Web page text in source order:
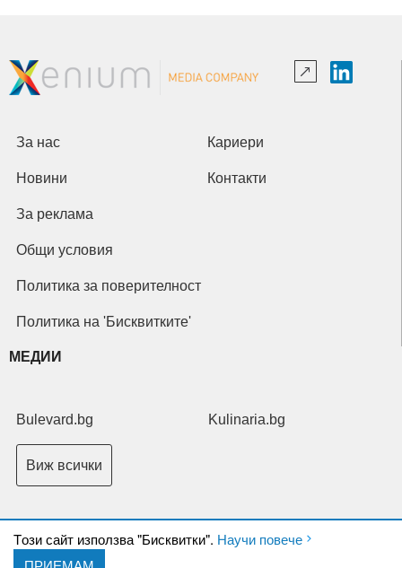
Tози сайт използва "Бисквитки". Научи повече
За нас Кариери
Новини Контакти
За реклама
Общи условия
Политика за поверителност
Политика на 'Бисквитките'
МЕДИИ
Bulevard.bg Kulinaria.bg
Виж всички